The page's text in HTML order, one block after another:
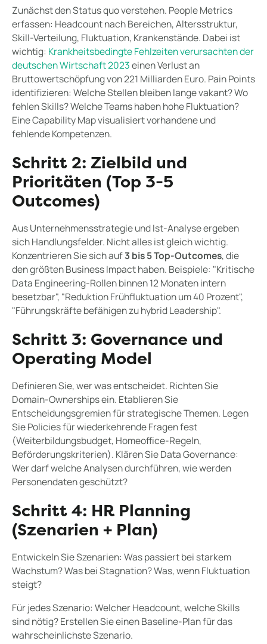
Zunächst den Status quo verstehen. People Metrics
erfassen: Headcount nach Bereichen, Altersstruktur,
Skill-Verteilung, Fluktuation, Krankenstände. Dabei ist
wichtig: Krankheitsbedingte Fehlzeiten verursachten der
deutschen Wirtschaft 2023einen Verlust an
Bruttowertschöpfung von 221 Milliarden Euro. Pain Points
identifizieren: Welche Stellen bleiben lange vakant? Wo
fehlen Skills? Welche Teams haben hohe Fluktuation?
Eine Capability Map visualisiert vorhandene und
fehlende Kompetenzen.
Schritt 2: Zielbild und
Prioritäten (Top 3-5
Outcomes)
Aus Unternehmensstrategie und Ist-Analyse ergeben
sich Handlungsfelder. Nicht alles ist gleich wichtig.
Konzentrieren Sie sich auf3 bis 5 Top-Outcomes, die
den größten Business Impact haben. Beispiele: "Kritische
Data Engineering-Rollen binnen 12 Monaten intern
besetzbar", "Reduktion Frühfluktuation um 40 Prozent",
"Führungskräfte befähigen zu hybrid Leadership".
Schritt 3: Governance und
Operating Model
Definieren Sie, wer was entscheidet. Richten Sie
Domain-Ownerships ein. Etablieren Sie
Entscheidungsgremien für strategische Themen. Legen
Sie Policies für wiederkehrende Fragen fest
(Weiterbildungsbudget, Homeoffice-Regeln,
Beförderungskriterien). Klären Sie Data Governance:
Wer darf welche Analysen durchführen, wie werden
Personendaten geschützt?
Schritt 4: HR Planning
(Szenarien + Plan)
Entwickeln Sie Szenarien: Was passiert bei starkem
Wachstum? Was bei Stagnation? Was, wenn Fluktuation
steigt?
Für jedes Szenario: Welcher Headcount, welche Skills
sind nötig? Erstellen Sie einen Baseline-Plan für das
wahrscheinlichste Szenario.